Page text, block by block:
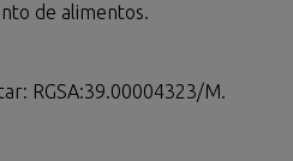
de alimentos.
RGSA:39.00004323/M.